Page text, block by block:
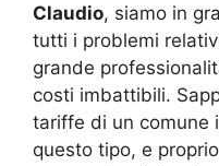
Claudio, siamo in
tutti i problemi
grande
costi imbattibili.
tariffe di un comune
questo tipo, e